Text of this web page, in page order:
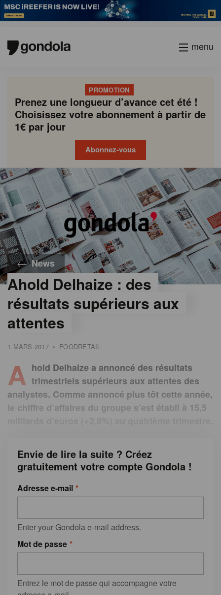
menu
PROMOTION
Prenez une longueur d’avance cet été !
Choisissez votre abonnement à partir de
1€ par jour
Abonnez-vous
News
Ahold Delhaize : des
résultats supérieurs aux
attentes
1 MARS 2017 • FOODRETAIL
A hold Delhaize a annoncé des résultats
trimestriels supérieurs aux attentes des
analystes. Comme annoncé plus tôt cette année,
le chiffre d’affaires du groupe s’est établi à 15,5
Envie de lire la suite ? Créez
gratuitement votre compte Gondola !
Adresse e-mail
Enter your Gondola e-mail address.
Mot de passe
Entrez le mot de passe qui accompagne votre
Gondola
academy
Gondola
society